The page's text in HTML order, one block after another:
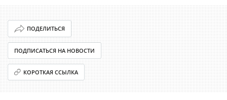
ПОДЕЛИТЬСЯ
ПОДПИСАТЬСЯ НА НОВОСТИ
КОРОТКАЯ ССЫЛКА